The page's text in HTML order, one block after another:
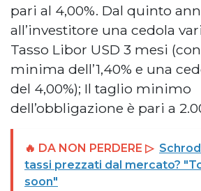
pari al 4,00%. Dal quinto
all’investitore una cedola
Tasso Libor USD 3 mesi
minima dell’1,40% e una
del 4,00%); Il taglio minimo
dell’obbligazione è pari a
🔥 DA NON PERDERE ▷
tassi prezzati dal mercato?
soon"